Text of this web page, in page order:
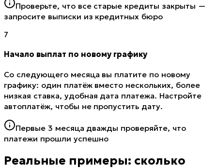
Проверьте, что все старые кредиты закрыты —
запросите выписки из кредитных бюро
7
Начало выплат по новому графику
Со следующего месяца вы платите по новому
графику: один платёж вместо нескольких, более
низкая ставка, удобная дата платежа. Настройте
автоплатёж, чтобы не пропустить дату.
Первые 3 месяца дважды проверяйте, что
платежи прошли успешно
Реальные примеры: сколько